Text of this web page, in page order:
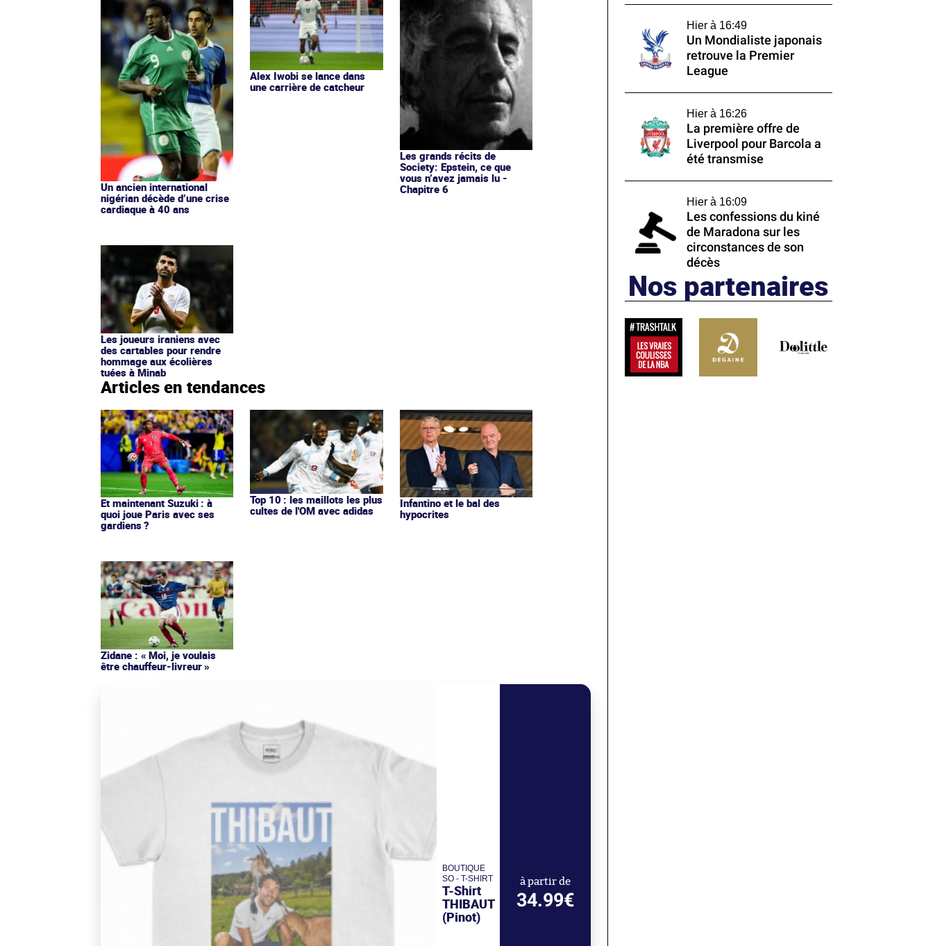
Un ancien international
nigérian décède d’une crise
cardiaque à 40 ans
Alex Iwobi se lance dans
une carrière de catcheur
Les grands récits de
Society: Epstein, ce que
vous n’avez jamais lu -
Chapitre 6
Les joueurs iraniens avec
des cartables pour rendre
hommage aux écolières
tuées à Minab
Articles en tendances
Et maintenant Suzuki : à
quoi joue Paris avec ses
gardiens ?
Top 10 : les maillots les plus
cultes de l'OM avec adidas
Infantino et le bal des
hypocrites
Zidane : « Moi, je voulais
être chauffeur-livreur »
BOUTIQUE
SO - T-SHIRT
T-Shirt
THIBAUT
(Pinot)
à partir de
34.99€
Hier à 16:49
Un Mondialiste japonais
retrouve la Premier
League
Hier à 16:26
La première offre de
Liverpool pour Barcola a
été transmise
Hier à 16:09
Les confessions du kiné
de Maradona sur les
circonstances de son
décès
Nos partenaires